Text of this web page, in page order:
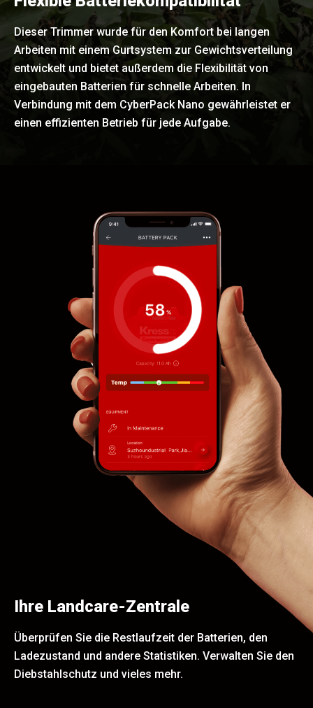
Dieser Trimmer wurde für den Komfort bei langen
Arbeiten mit einem Gurtsystem zur Gewichtsverteilung
entwickelt und bietet außerdem die Flexibilität von
eingebauten Batterien für schnelle Arbeiten. In
Verbindung mit dem CyberPack Nano gewährleistet er
einen effizienten Betrieb für jede Aufgabe.
Ihre Landcare-Zentrale
Überprüfen Sie die Restlaufzeit der Batterien, den
Ladezustand und andere Statistiken. Verwalten Sie den
Diebstahlschutz und vieles mehr.